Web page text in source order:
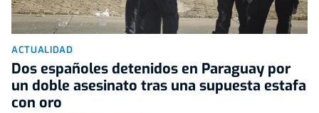
ACTUALIDAD
Dos españoles detenidos en Paraguay por
un doble asesinato tras una supuesta estafa
con oro